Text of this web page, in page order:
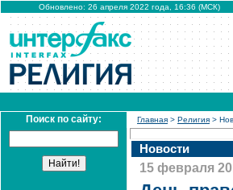
Обновлено: 26 апреля 2022 года, 16:36 (МСК)
Поиск по сайту: Главная > Религия >
Новости
15 февраля